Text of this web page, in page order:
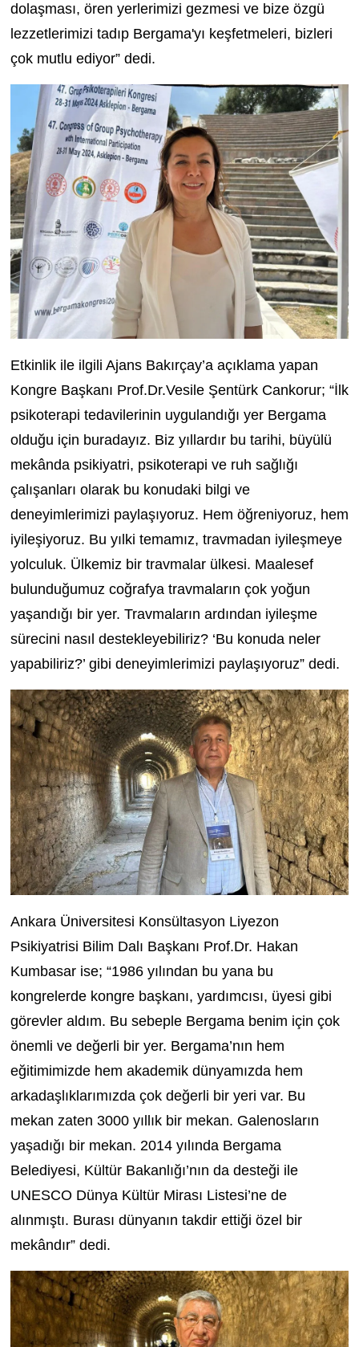
dolaşması, ören yerlerimizi gezmesi ve bize özgü
lezzetlerimizi tadıp Bergama'yı keşfetmeleri, bizleri
çok mutlu ediyor” dedi.
Etkinlik ile ilgili Ajans Bakırçay’a açıklama yapan
Kongre Başkanı Prof.Dr.Vesile Şentürk Cankorur; “İlk
psikoterapi tedavilerinin uygulandığı yer Bergama
olduğu için buradayız. Biz yıllardır bu tarihi, büyülü
mekânda psikiyatri, psikoterapi ve ruh sağlığı
çalışanları olarak bu konudaki bilgi ve
deneyimlerimizi paylaşıyoruz. Hem öğreniyoruz, hem
iyileşiyoruz. Bu yılki temamız, travmadan iyileşmeye
yolculuk. Ülkemiz bir travmalar ülkesi. Maalesef
bulunduğumuz coğrafya travmaların çok yoğun
yaşandığı bir yer. Travmaların ardından iyileşme
sürecini nasıl destekleyebiliriz? ‘Bu konuda neler
yapabiliriz?’ gibi deneyimlerimizi paylaşıyoruz” dedi.
Ankara Üniversitesi Konsültasyon Liyezon
Psikiyatrisi Bilim Dalı Başkanı Prof.Dr. Hakan
Kumbasar ise; “1986 yılından bu yana bu
kongrelerde kongre başkanı, yardımcısı, üyesi gibi
görevler aldım. Bu sebeple Bergama benim için çok
önemli ve değerli bir yer. Bergama’nın hem
eğitimimizde hem akademik dünyamızda hem
arkadaşlıklarımızda çok değerli bir yeri var. Bu
mekan zaten 3000 yıllık bir mekan. Galenosların
yaşadığı bir mekan. 2014 yılında Bergama
Belediyesi, Kültür Bakanlığı’nın da desteği ile
UNESCO Dünya Kültür Mirası Listesi’ne de
alınmıştı. Burası dünyanın takdir ettiği özel bir
mekândır” dedi.